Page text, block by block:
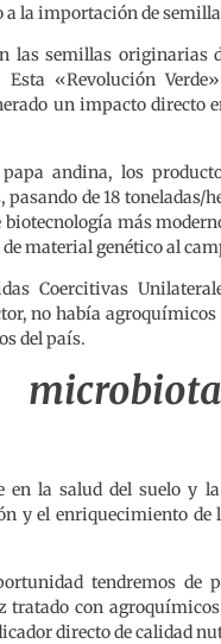
la importación de
las semillas originarias
«Revolución
un impacto directo
andina, los
de 18 toneladas/
más
material genético al
Coercitivas
no había
del país.
en la salud del suelo y
y el enriquecimiento de
tendremos de
con
directo de calidad